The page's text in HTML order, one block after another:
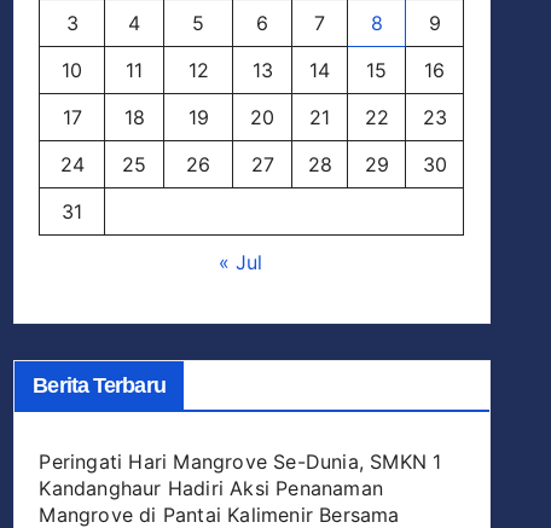
3
4 5 6 7 8
9
10
11 12 13 14 15
16
17
18 19 20 21 22
23
24
25 26 27 28 29
30
31
« Jul
Berita Terbaru
Peringati Hari Mangrove Se-Dunia, SMKN 1
Kandanghaur Hadiri Aksi Penanaman
Mangrove di Pantai Kalimenir Bersama